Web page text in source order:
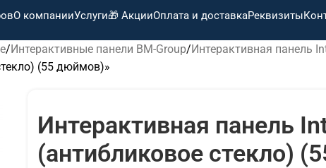
О компанииУслуги🎁 АкцииОплата и доставкаРеквизиты
Интерактивные панели BM-Group Интерактивная панель
(55 дюймов)»
Интерактивная панель
(антибликовое стекло)